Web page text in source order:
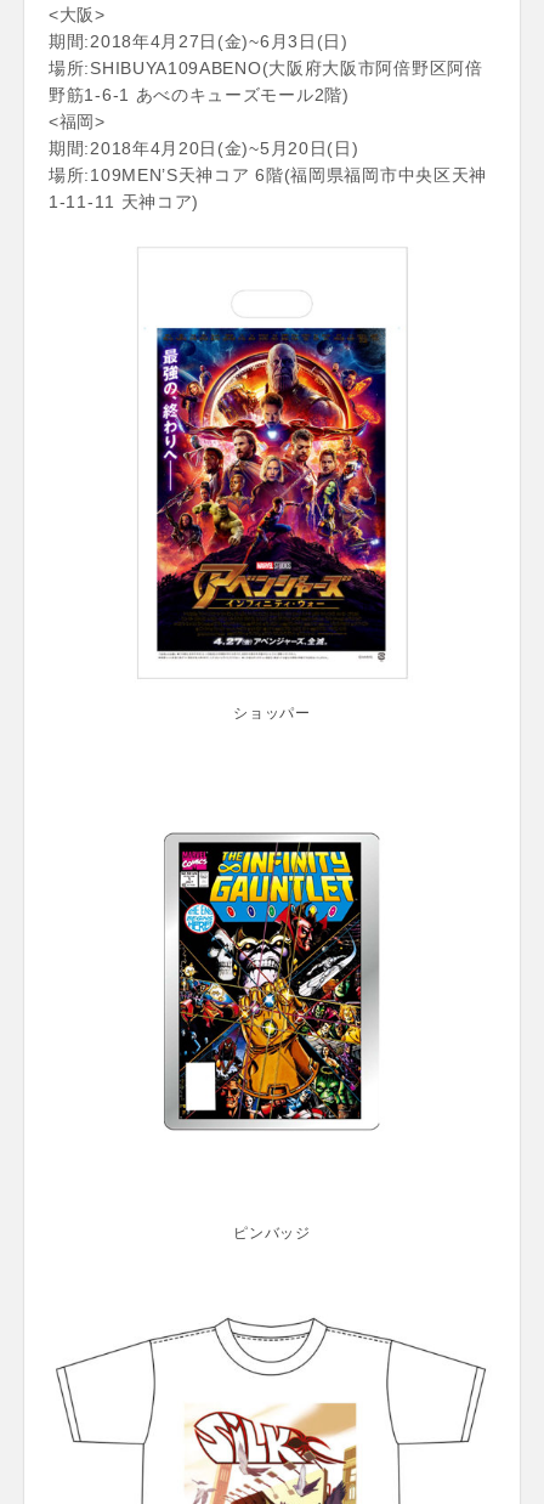
<大阪>
期間:2018年4月27日(金)~6月3日(日)
場所:SHIBUYA109ABENO(大阪府大阪市阿倍野区阿倍
野筋1-6-1 あべのキューズモール2階)
<福岡>
期間:2018年4月20日(金)~5月20日(日)
場所:109MEN’S天神コア 6階(福岡県福岡市中央区天神
1-11-11 天神コア)
ショッパー
ピンバッジ